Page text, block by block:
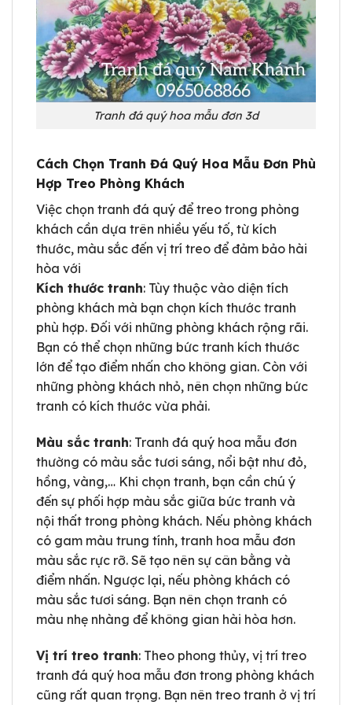
Tranh đá quý hoa mẫu đơn 3d
Cách Chọn Tranh Đá Quý Hoa Mẫu Đơn Phù
Hợp Treo Phòng Khách
Việc chọn tranh đá quý để treo trong phòng
khách cần dựa trên nhiều yếu tố, từ kích
thước, màu sắc đến vị trí treo để đảm bảo hài
hòa với
Kích thước tranh: Tùy thuộc vào diện tích
phòng khách mà bạn chọn kích thước tranh
phù hợp. Đối với những phòng khách rộng rãi.
Bạn có thể chọn những bức tranh kích thước
lớn để tạo điểm nhấn cho không gian. Còn với
những phòng khách nhỏ, nên chọn những bức
tranh có kích thước vừa phải.
Màu sắc tranh: Tranh đá quý hoa mẫu đơn
thường có màu sắc tươi sáng, nổi bật như đỏ,
hồng, vàng,… Khi chọn tranh, bạn cần chú ý
đến sự phối hợp màu sắc giữa bức tranh và
nội thất trong phòng khách. Nếu phòng khách
có gam màu trung tính, tranh hoa mẫu đơn
màu sắc rực rỡ. Sẽ tạo nên sự cân bằng và
điểm nhấn. Ngược lại, nếu phòng khách có
màu sắc tươi sáng. Bạn nên chọn tranh có
màu nhẹ nhàng để không gian hài hòa hơn.
Vị trí treo tranh: Theo phong thủy, vị trí treo
tranh đá quý hoa mẫu đơn trong phòng khách
cũng rất quan trọng. Bạn nên treo tranh ở vị trí